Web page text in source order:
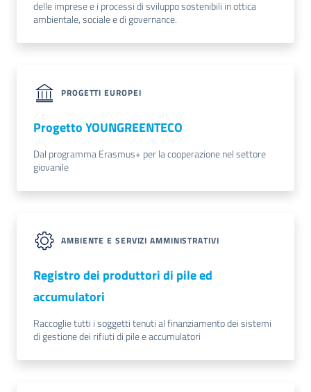
delle imprese e i processi di sviluppo sostenibili in ottica
ambientale, sociale e di governance.
PROGETTI EUROPEI
Progetto YOUNGREENTECO
Dal programma Erasmus+ per la cooperazione nel settore
giovanile
AMBIENTE E SERVIZI AMMINISTRATIVI
Registro dei produttori di pile ed
accumulatori
Raccoglie tutti i soggetti tenuti al finanziamento dei sistemi
di gestione dei rifiuti di pile e accumulatori